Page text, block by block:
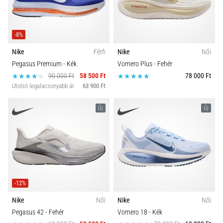
és
hogyan
kell
őket?
gyakorlatban
sebességet,
mozgékonyságot
és
irányváltási
teszteli.
Hogyan
Méret
Szín
Ár
cipő típusok
Kollekció
Futástípus
Táv
-8%
Nike
Férfi
Pegasus Premium - Kék
90 000 Ft
58 500 Ft
Utolsó legalacsonyabb ár 63 900 Ft
Nike
Női
Vomero Plus- Fehér
78 000 Ft
Új
-12%
Nike
Női
Pegasus 42- Fehér
Új
Nike
Női
Vomero 18 - Kék